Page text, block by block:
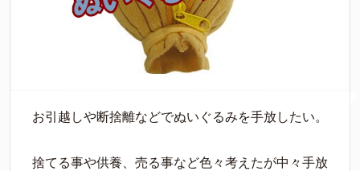
お引越しや断捨離などでぬいぐるみを手放したい。
捨てる事や供養、売る事など色々考えたが中々手放